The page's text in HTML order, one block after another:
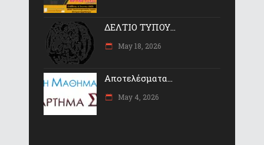
ΔΕΛΤΙΟ ΤΥΠΟΥ...
May 18, 2026
Αποτελέσματα...
May 4, 2026